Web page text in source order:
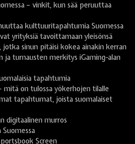
– vinkit, kun sää peruuttaa
kulttuuritapahtumia Suomessa
yrityksiä tavoittamaan yleisönsä
sinun pitäisi kokea ainakin kerran
ja turnausten merkitys iGaming-alan
tapahtumia
mitä on tulossa yökerhojen tilalle
tapahtumat, joista suomalaiset
digitaalinen murros
Screen